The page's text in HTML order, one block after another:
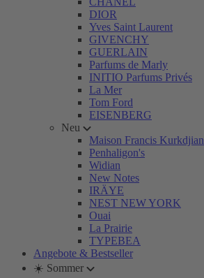
DIOR
Yves Saint Laurent
GIVENCHY
GUERLAIN
Parfums de Marly
INITIO Parfums Privés
La Mer
Tom Ford
EISENBERG
Neu
Maison Francis Kurkdjian
Penhaligon's
Widian
New Notes
IRÄYE
NEST NEW YORK
Ouai
La Prairie
TYPEBEA
Angebote & Bestseller
☀️ Sommer